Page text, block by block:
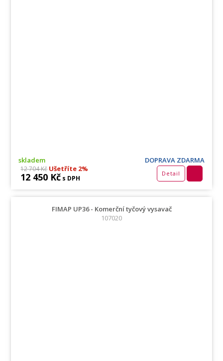
skladem DOPRAVA ZDARMA
12 704 KčUšetříte 2%
12 450 Kč s DPH
Detail
FIMAP UP36 - Komerční tyčový vysavač
107020